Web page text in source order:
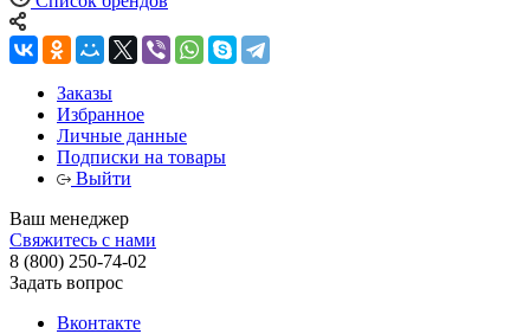
Заказы
Избранное
Личные данные
Подписки на товары
Выйти
Ваш менеджер
Свяжитесь с нами
8 (800) 250-74-02
Задать вопрос
Вконтакте